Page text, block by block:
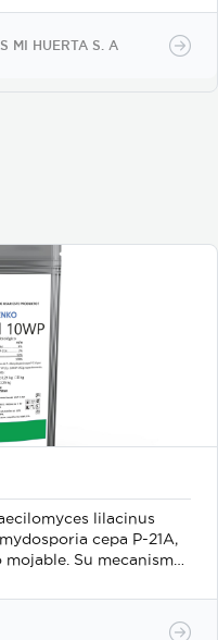
relajantes,
analgésicas y
perfumería, cosméticos
MI HUERTA S. A
lilacinus
cepa P-21A,
Su mecanismo
de huevos, forma
a través de los